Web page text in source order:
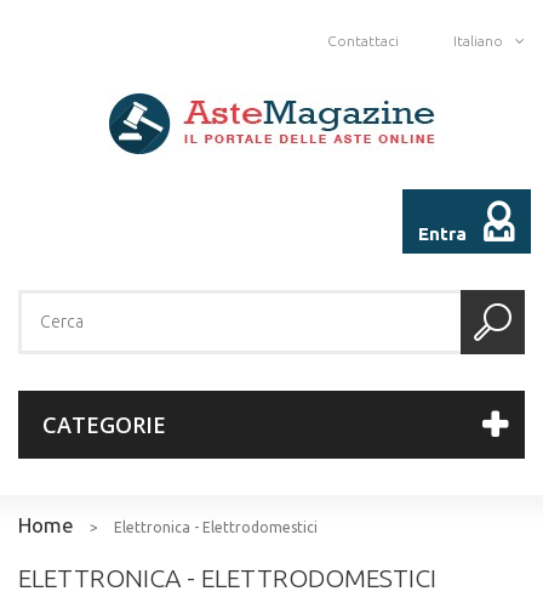
Italiano
Contattaci
Entra
CATEGORIE
Home > Elettronica - Elettrodomestici
ELETTRONICA - ELETTRODOMESTICI